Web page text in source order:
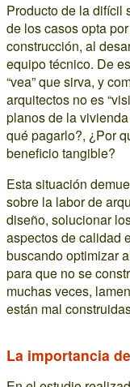
Producto de la difícil
de los casos opta
construcción, al
equipo técnico. De
“vea” que sirva, y
arquitectos no es
planos de la
qué pagarlo?, ¿Por
beneficio tangible?
Esta situación
sobre la labor de
diseño, solucionar
aspectos de calidad
buscando optimizar
para que no se
muchas veces,
están mal
La importancia